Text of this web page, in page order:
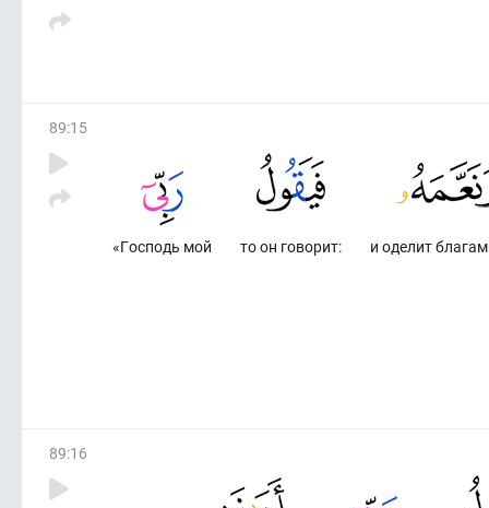
89:15
и оделит
то он говорит:
«Господь мой
89:16